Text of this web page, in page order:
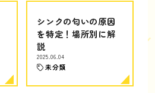
シンクの匂いの原因
を特定！場所別に解
説
2025.06.04
未分類